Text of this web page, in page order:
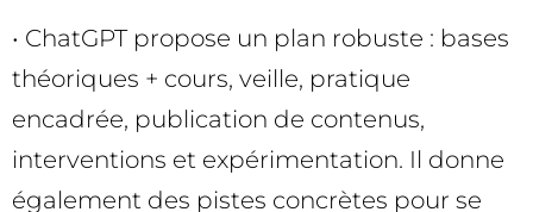
• ChatGPT propose un plan robuste : bases
théoriques + cours, veille, pratique
encadrée, publication de contenus,
interventions et expérimentation. Il donne
également des pistes concrètes pour se